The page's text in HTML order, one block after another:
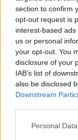
section to confirm
opt-out request is
interest-based
us or personal
your opt-out. You
disclosure of your
IAB’s list of
also be disclosed
Downstream
Please note that
Personal
jégkármérséklő
2018.04.12
A május 1-jén
egész Kárpát-
Agrárgazdasági
Az idén is lehet
2018.01.08